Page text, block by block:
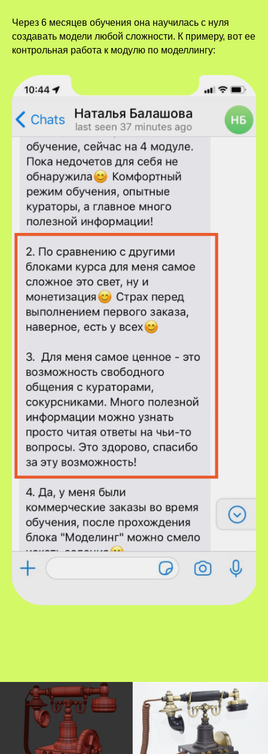
Через 6 месяцев обучения она научилась с нуля
создавать модели любой сложности. К примеру, вот ее
контрольная работа к модулю по моделлингу: